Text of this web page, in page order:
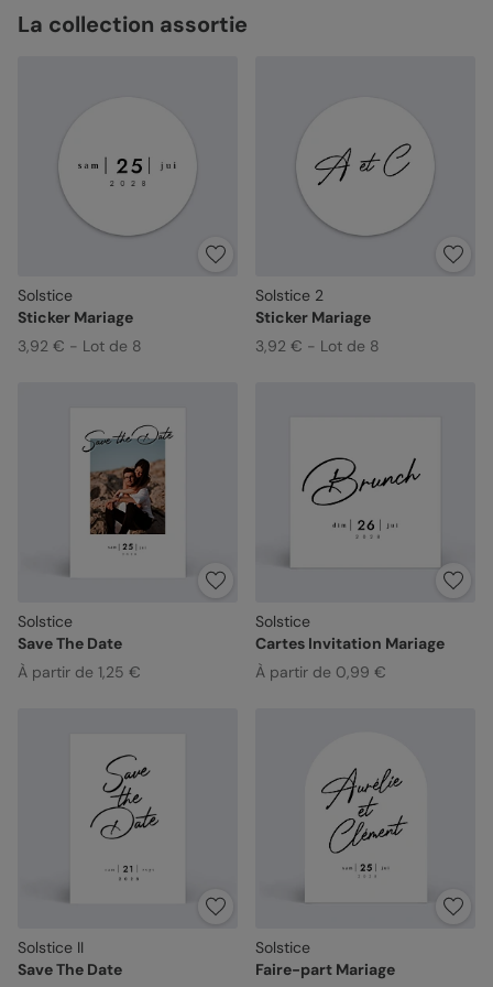
La collection assortie
Solstice
Sticker Mariage
3,92 € - Lot de 8
Solstice 2
Sticker Mariage
3,92 € - Lot de 8
Solstice
Save The Date
À partir de 1,25 €
Solstice
Cartes Invitation Mariage
À partir de 0,99 €
Solstice II
Save The Date
Solstice
Faire-part Mariage